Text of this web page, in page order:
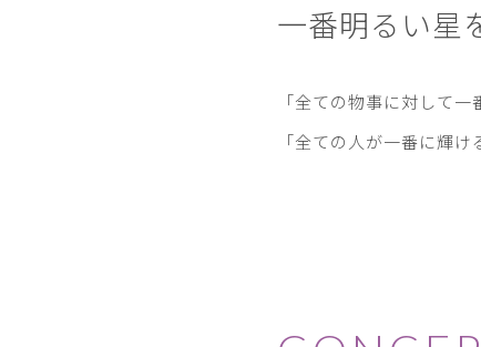
一番明るい星
「全ての物事に対して
「全ての人が一番に輝け